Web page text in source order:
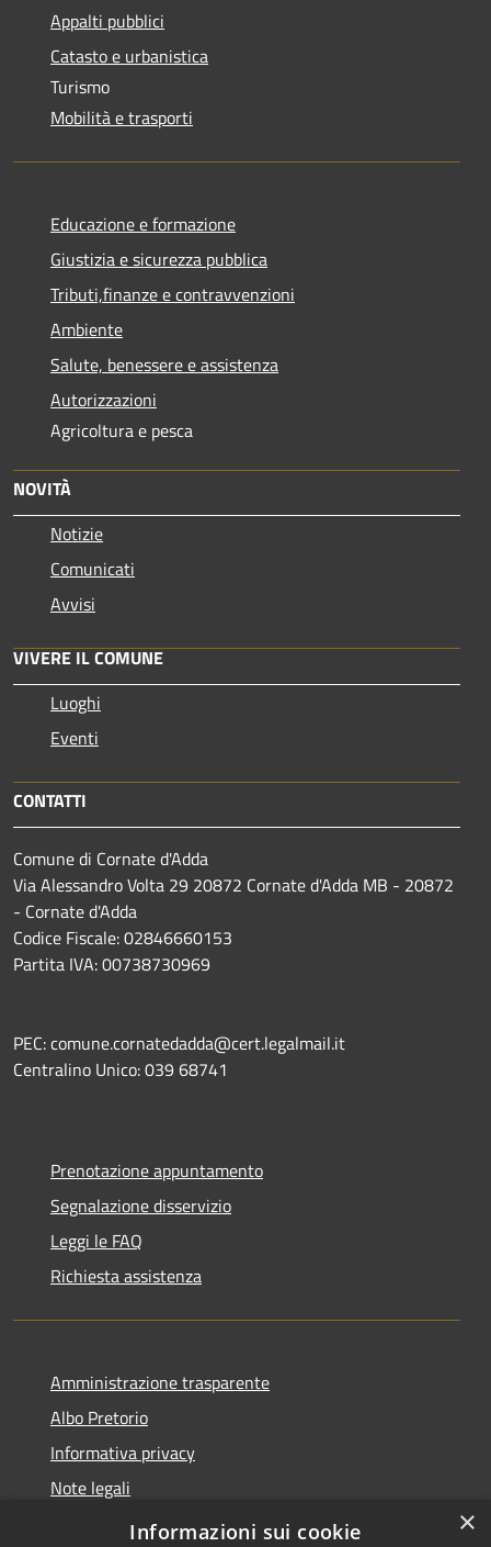
Appalti pubblici
Catasto e urbanistica
Turismo
Mobilità e trasporti
Educazione e formazione
Giustizia e sicurezza pubblica
Tributi,finanze e contravvenzioni
Ambiente
Salute, benessere e assistenza
Autorizzazioni
Agricoltura e pesca
NOVITÀ
Notizie
Comunicati
Avvisi
VIVERE IL COMUNE
Luoghi
Eventi
CONTATTI
Comune di Cornate d'Adda
Via Alessandro Volta 29 20872 Cornate d'Adda MB - 20872
- Cornate d'Adda
Codice Fiscale: 02846660153
Partita IVA: 00738730969
PEC: comune.cornatedadda@cert.legalmail.it
Centralino Unico: 039 68741
Prenotazione appuntamento
Segnalazione disservizio
Leggi le FAQ
Richiesta assistenza
Amministrazione trasparente
Albo Pretorio
Informativa privacy
Note legali
Dichiarazione di accessibilità
×
Informazioni sui cookie